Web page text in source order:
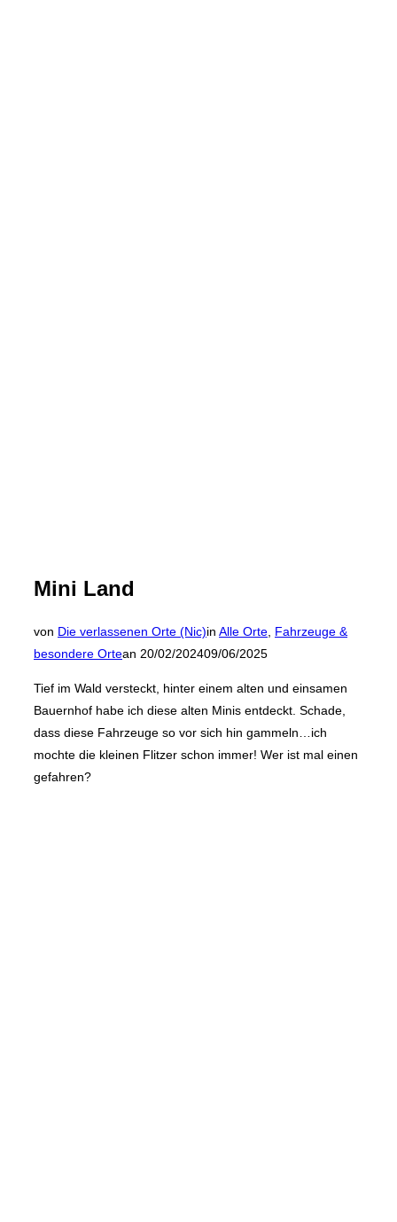
Mini Land
von Die verlassenen Orte (Nic)in Alle Orte Fahrzeuge &
besondere Ortean Veröffentlicht
20/02/202409/06/2025
Tief im Wald versteckt, hinter einem alten und einsamen
Bauernhof habe ich diese alten Minis entdeckt. Schade,
dass diese Fahrzeuge so vor sich hin gammeln…ich
mochte die kleinen Flitzer schon immer! Wer ist mal einen
gefahren?